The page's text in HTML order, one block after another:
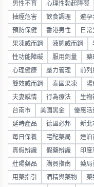
男性不育 心理性勃起障礙
抽煙危害 飲食調理 避孕
預防保健 香港男性 日
果凍威而鋼 液態威而鋼
性功能障礙 服用劑量 藥
心理健康 壓力管理 前列
雙效威而鋼 泰國果凍
夫妻感情 行為療法 生物
台南市 美國黑金 優惠活
延時產品 德國必邦 新北
每日保養 宅配藥局 達泊
真假辨識 假藥辨識 印度
壯陽藥品 購買指南 藥局
用藥指引 酒精與藥物 藥